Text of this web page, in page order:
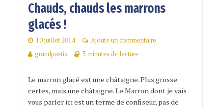
Chauds, chauds les marrons
glacés !
10 juillet 2014
Ajoute un commentaire
grandpastis
3 minutes de lecture
Le marron glacé est une châtaigne. Plus grosse
certes, mais une châtaigne. Le Marron dont je vais
vous parler ici est un terme de confiseur, pas de